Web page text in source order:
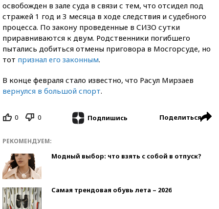
освобожден в зале суда в связи с тем, что отсидел под
стражей 1 год и 3 месяца в ходе следствия и судебного
процесса. По закону проведенные в СИЗО сутки
приравниваются к двум. Родственники погибшего
пытались добиться отмены приговора в Мосгорсуде, но
тот признал его законным.
В конце февраля стало известно, что Расул Мирзаев
вернулся в большой спорт.
0 0 Подпишись Поделиться
РЕКОМЕНДУЕМ:
Модный выбор: что взять с собой в отпуск?
Самая трендовая обувь лета – 2026